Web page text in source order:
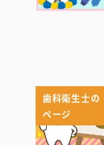
歯科衛生士の
ページ